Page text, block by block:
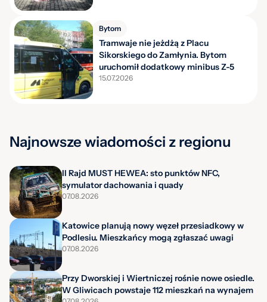
Bytom
Tramwaje nie jeżdżą z Placu
Sikorskiego do Zamłynia. Bytom
uruchomił dodatkowy minibus Z-5
15.07.2026
Najnowsze wiadomości z regionu
II Rajd MUST HEWEA: sto punktów NFC,
symulator dachowania i quady
07.08.2026
Katowice planują nowy węzeł przesiadkowy w
Podlesiu. Mieszkańcy mogą zgłaszać uwagi
07.08.2026
Przy Dworskiej i Wiertniczej rośnie nowe osiedle.
W Gliwicach powstaje 112 mieszkań na wynajem